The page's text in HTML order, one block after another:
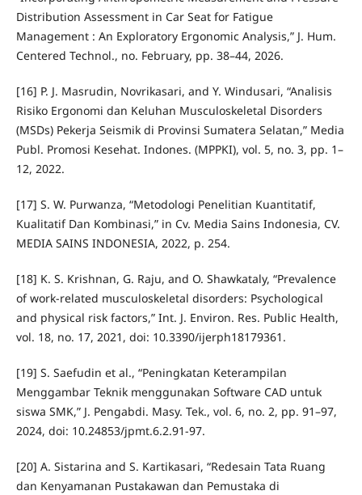
Distribution Assessment in Car Seat for Fatigue
Management : An Exploratory Ergonomic Analysis,” J. Hum.
Centered Technol., no. February, pp. 38–44, 2026.
[16] P. J. Masrudin, Novrikasari, and Y. Windusari, “Analisis
Risiko Ergonomi dan Keluhan Musculoskeletal Disorders
(MSDs) Pekerja Seismik di Provinsi Sumatera Selatan,” Media
Publ. Promosi Kesehat. Indones. (MPPKI), vol. 5, no. 3, pp. 1–
12, 2022.
[17] S. W. Purwanza, “Metodologi Penelitian Kuantitatif,
Kualitatif Dan Kombinasi,” in Cv. Media Sains Indonesia, CV.
MEDIA SAINS INDONESIA, 2022, p. 254.
[18] K. S. Krishnan, G. Raju, and O. Shawkataly, “Prevalence
of work-related musculoskeletal disorders: Psychological
and physical risk factors,” Int. J. Environ. Res. Public Health,
vol. 18, no. 17, 2021, doi: 10.3390/ijerph18179361.
[19] S. Saefudin et al., “Peningkatan Keterampilan
Menggambar Teknik menggunakan Software CAD untuk
siswa SMK,” J. Pengabdi. Masy. Tek., vol. 6, no. 2, pp. 91–97,
2024, doi: 10.24853/jpmt.6.2.91-97.
[20] A. Sistarina and S. Kartikasari, “Redesain Tata Ruang
dan Kenyamanan Pustakawan dan Pemustaka di